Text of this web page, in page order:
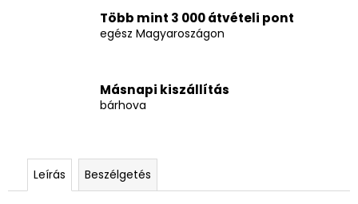
Több mint 3 000 átvételi pont
egész Magyaroszágon
Másnapi kiszállítás
bárhova
Leírás Beszélgetés